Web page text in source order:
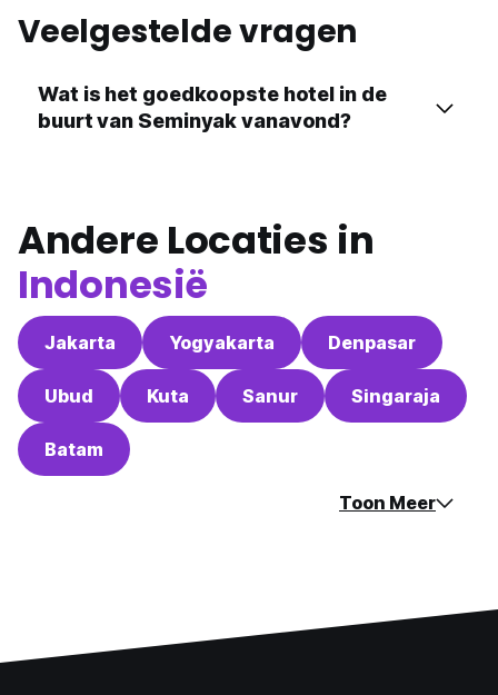
Veelgestelde vragen
Wat is het goedkoopste hotel in de
buurt van Seminyak vanavond?
Andere Locaties in
Indonesië
Jakarta Yogyakarta Denpasar
Ubud Kuta Sanur Singaraja
Batam
Toon Meer